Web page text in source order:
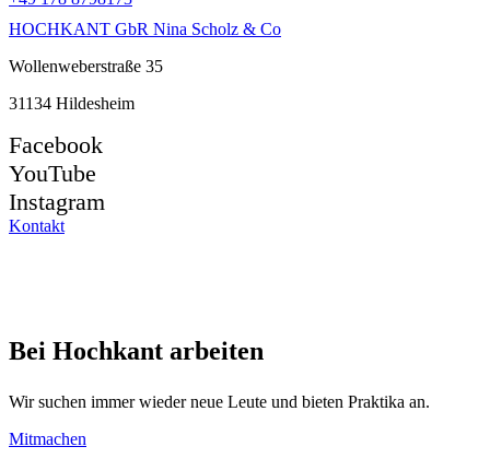
HOCHKANT GbR Nina Scholz & Co
Wollenweberstraße 35
31134 Hildesheim
Facebook
YouTube
Instagram
Kontakt
Bei Hochkant arbeiten
Wir suchen immer wieder neue Leute und bieten Praktika an.
Mitmachen